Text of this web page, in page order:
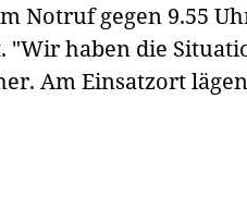
Notruf gegen 9.55
"Wir haben die
Am Einsatzort